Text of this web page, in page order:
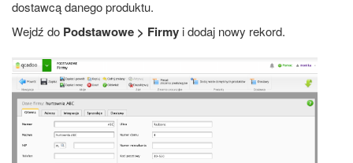
dostawcą danego produktu.
Wejdź do Podstawowe > Firmy i dodaj nowy rekord.